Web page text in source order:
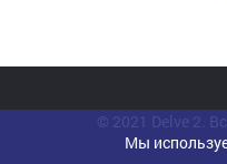
© 2021 Delve 2.
Мы